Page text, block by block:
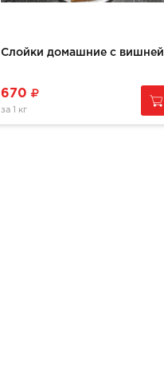
Слойки домашние с вишней
670
за 1 кг